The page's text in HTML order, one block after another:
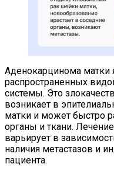
Аденокарцинома матки
распространенных
системы. Это
возникает в
матки и может быстро
органы и ткани.
варьирует в
наличия метастазов и
пациента.